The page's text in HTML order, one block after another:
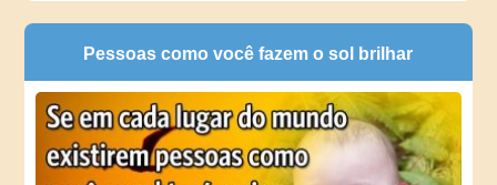
Pessoas como você fazem o sol brilhar